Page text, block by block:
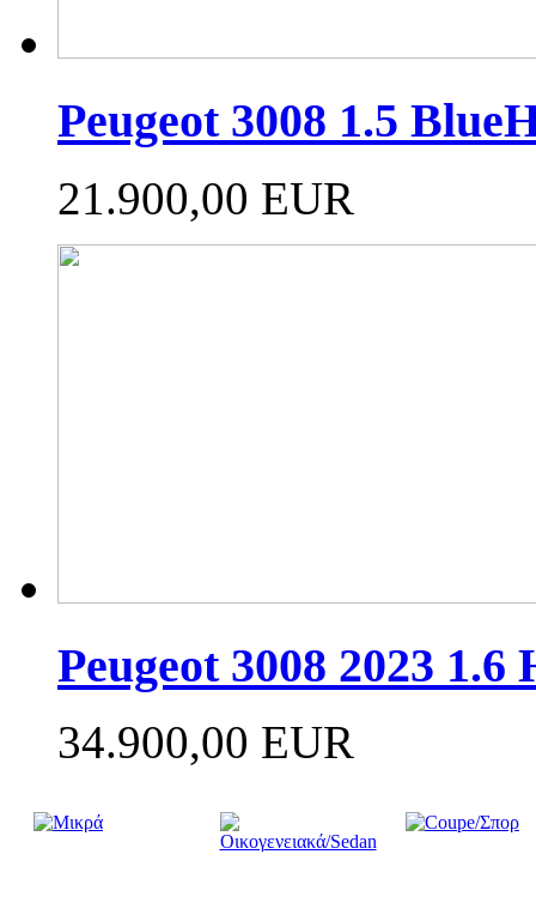
Peugeot 3008 1.5
21.900,00 EUR
Peugeot 3008 2023
34.900,00 EUR